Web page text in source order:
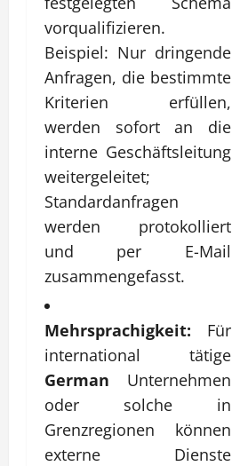
vorqualifizieren.
Beispiel: Nur dringende
Anfragen, die bestimmte
Kriterien erfüllen,
werden sofort an die
interne Geschäftsleitung
weitergeleitet;
Standardanfragen
werden protokolliert
und per E-Mail
zusammengefasst.
Mehrsprachigkeit: Für
international tätige
German Unternehmen
oder solche in
Grenzregionen können
externe Dienste